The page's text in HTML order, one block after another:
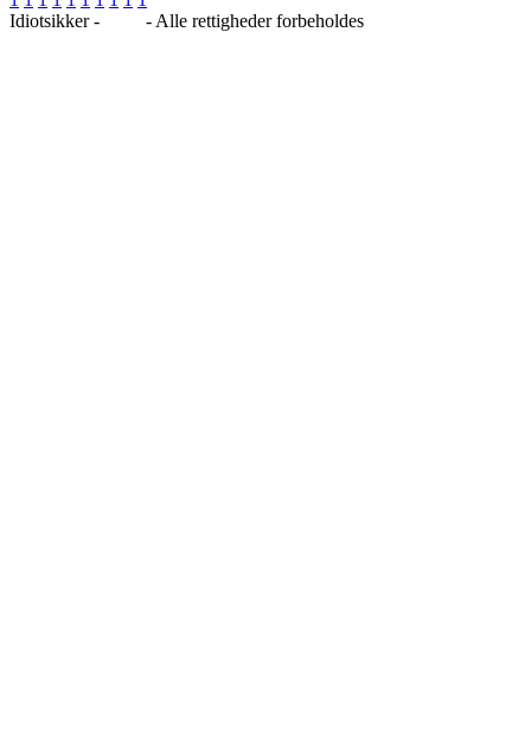
Idiotsikker -
- Alle rettigheder forbeholdes